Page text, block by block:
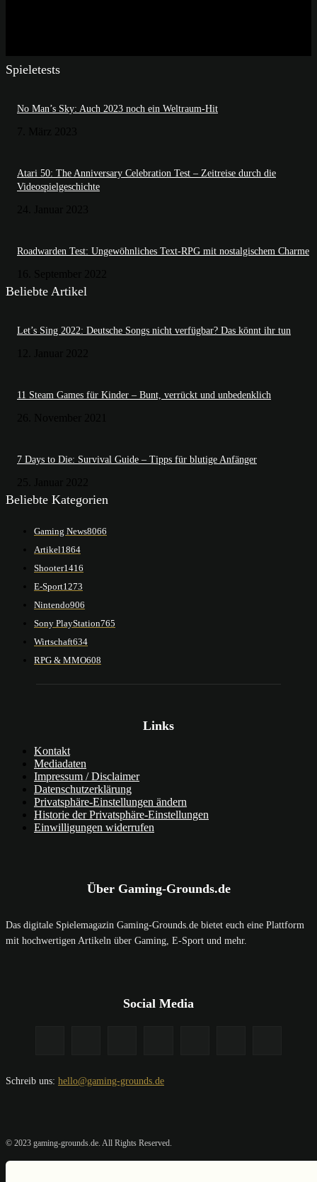
Spieletests
No Man’s Sky: Auch 2023 noch ein Weltraum-Hit
Atari 50: The Anniversary Celebration Test – Zeitreise durch die
Videospielgeschichte
Roadwarden Test: Ungewöhnliches Text-RPG mit nostalgischem Charme
Beliebte Artikel
Let’s Sing 2022: Deutsche Songs nicht verfügbar? Das könnt ihr tun
11 Steam Games für Kinder – Bunt, verrückt und unbedenklich
7 Days to Die: Survival Guide – Tipps für blutige Anfänger
Beliebte Kategorien
Gaming News8066
Artikel1864
Shooter1416
E-Sport1273
Nintendo906
Sony PlayStation765
Wirtschaft634
RPG & MMO608
Links
Kontakt
Mediadaten
Impressum / Disclaimer
Datenschutzerklärung
Privatsphäre-Einstellungen ändern
Historie der Privatsphäre-Einstellungen
Einwilligungen widerrufen
Über Gaming-Grounds.de
Das digitale Spielemagazin Gaming-Grounds.de bietet euch eine Plattform
mit hochwertigen Artikeln über Gaming, E-Sport und mehr.
Social Media
Schreib uns: hello@gaming-grounds.de
© 2023 gaming-grounds.de. All Rights Reserved.